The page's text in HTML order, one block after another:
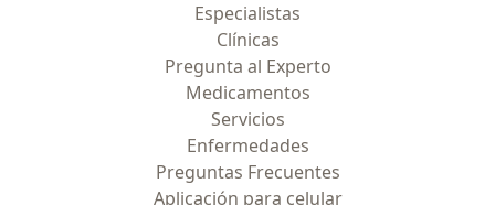
Especialistas
Clínicas
Pregunta al Experto
Medicamentos
Servicios
Enfermedades
Preguntas Frecuentes
Aplicación para celular